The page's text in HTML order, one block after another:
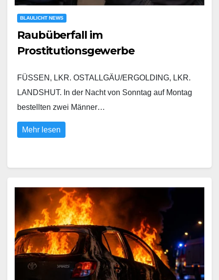
BLAULICHT NEWS
Raubüberfall im
Prostitutionsgewerbe
FÜSSEN, LKR. OSTALLGÄU/ERGOLDING, LKR.
LANDSHUT. In der Nacht von Sonntag auf Montag
bestellten zwei Männer…
Mehr lesen